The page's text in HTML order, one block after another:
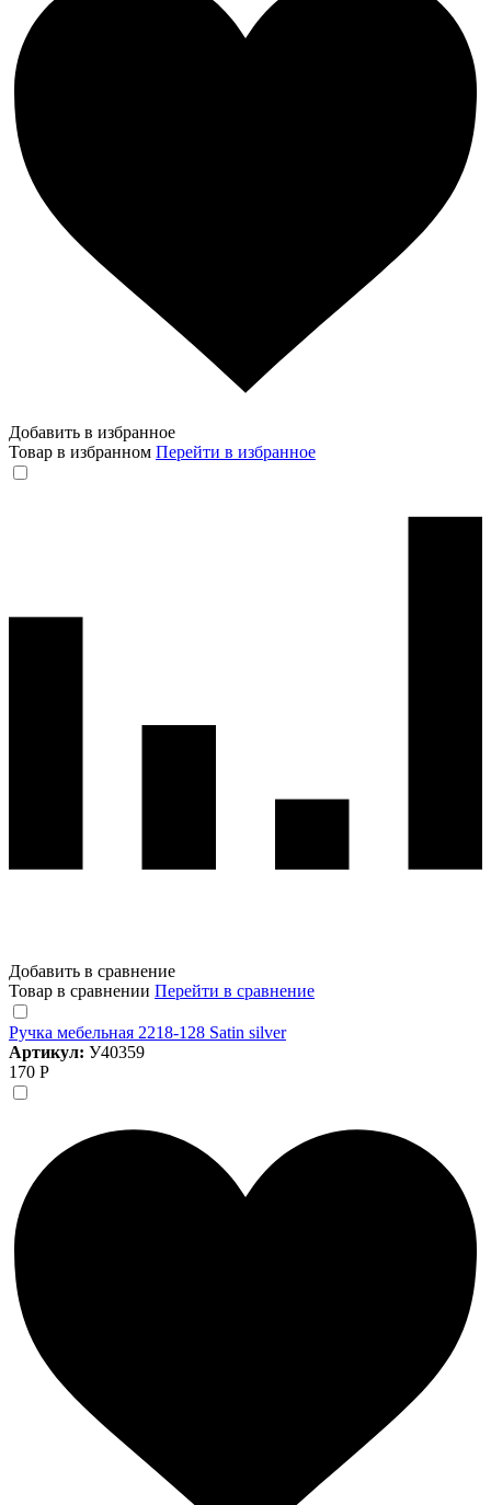
Добавить в избранное
Товар в избранном Перейти в избранное
Добавить в сравнение
Товар в сравнении Перейти в сравнение
Ручка мебельная 2218-128 Satin silver
Артикул: У40359
170 Р